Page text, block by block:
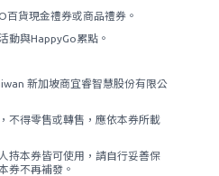
百貨現金禮券或商品禮券。
動與HappyGo累點。
新加坡商宜睿智慧股份有限公
不得零售或轉售，應依本券所載
持本券皆可使用，請自行妥善保
券不再補發。